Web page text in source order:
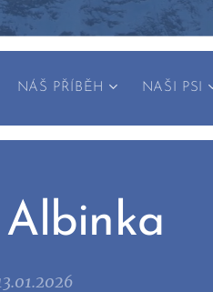
NÁŠ PŘÍBĚH NAŠI PSI
Albinka